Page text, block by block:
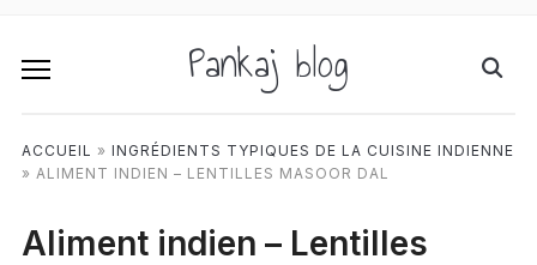
Pankaj blog
ACCUEIL » INGRÉDIENTS TYPIQUES DE LA CUISINE INDIENNE
» ALIMENT INDIEN – LENTILLES MASOOR DAL
Aliment indien – Lentilles